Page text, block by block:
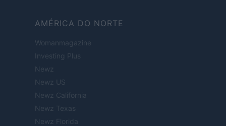
AMÉRICA DO NORTE
Womanmagazine
Investing Plus
Newz
Newz US
Newz California
Newz Texas
Newz Florida